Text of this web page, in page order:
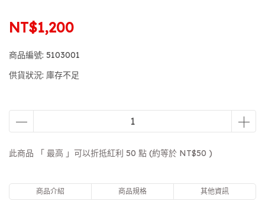
NT$1,200
商品編號: 5103001
供貨狀況: 庫存不足
此商品 「 最高 」可以折抵紅利 50 點 (約等於 NT$50 )
商品介紹 商品規格 其他資訊